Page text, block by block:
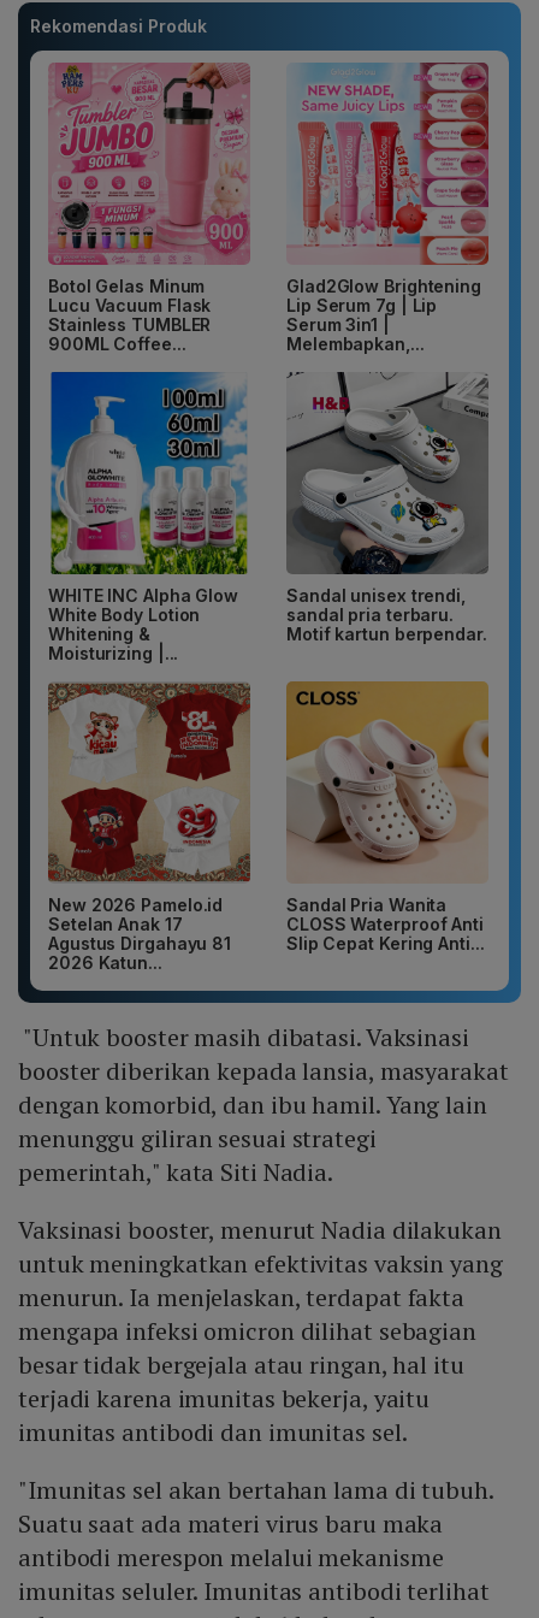
Rekomendasi Produk
Botol Gelas Minum
Lucu Vacuum Flask
Stainless TUMBLER
900ML Coffee...
Glad2Glow Brightening
Lip Serum 7g | Lip
Serum 3in1 |
Melembapkan,...
WHITE INC Alpha Glow
White Body Lotion
Whitening &
Moisturizing |...
Sandal unisex trendi,
sandal pria terbaru.
Motif kartun berpendar.
New 2026 Pamelo.id
Setelan Anak 17
Agustus Dirgahayu 81
2026 Katun...
Sandal Pria Wanita
CLOSS Waterproof Anti
Slip Cepat Kering Anti...
"Untuk booster masih dibatasi. Vaksinasi
booster diberikan kepada lansia, masyarakat
dengan komorbid, dan ibu hamil. Yang lain
menunggu giliran sesuai strategi
pemerintah," kata Siti Nadia.
Vaksinasi booster, menurut Nadia dilakukan
untuk meningkatkan efektivitas vaksin yang
menurun. Ia menjelaskan, terdapat fakta
mengapa infeksi omicron dilihat sebagian
besar tidak bergejala atau ringan, hal itu
terjadi karena imunitas bekerja, yaitu
imunitas antibodi dan imunitas sel.
"Imunitas sel akan bertahan lama di tubuh.
Suatu saat ada materi virus baru maka
antibodi merespon melalui mekanisme
imunitas seluler. Imunitas antibodi terlihat